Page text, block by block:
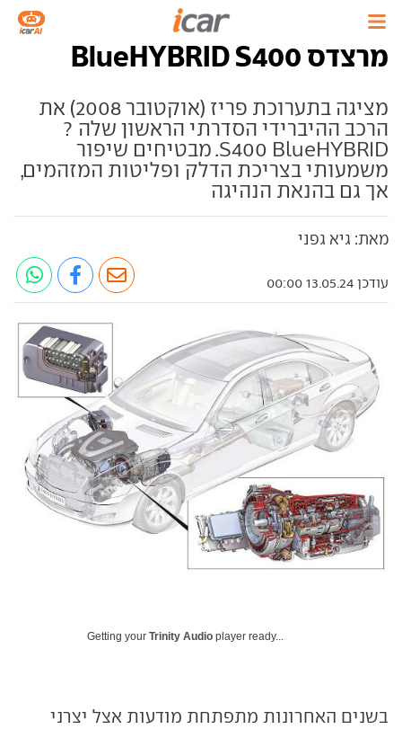
מרצדס BlueHYBRID S400
מציגה בתערוכת פריז (אוקטובר 2008) את
הרכב ההיברידי הסדרתי הראשון שלה ?
S400 BlueHYBRID. מבטיחים שיפור
משמעותי בצריכת הדלק ופליטות המזהמים,
אך גם בהנאת הנהיגה
מאת: גיא גפני
עודכן 13.05.24 00:00
Getting your Trinity Audio player ready...
בשנים האחרונות מתפתחת מודעות אצל יצרני